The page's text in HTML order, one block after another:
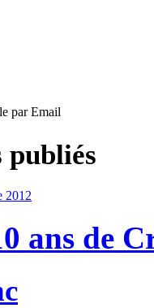
par Email
2012
ans de